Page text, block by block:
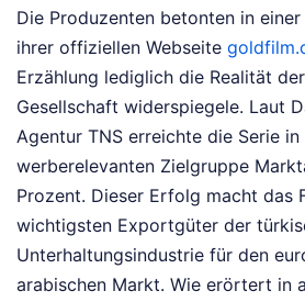
Die Produzenten betonten in
ihrer offiziellen Webseite
Erzählung lediglich die Realität
Gesellschaft widerspiegele. Laut
Agentur TNS erreichte die Serie in
werberelevanten Zielgruppe
Prozent. Dieser Erfolg macht das
wichtigsten Exportgüter der
Unterhaltungsindustrie für den
arabischen Markt. Wie erörtert in